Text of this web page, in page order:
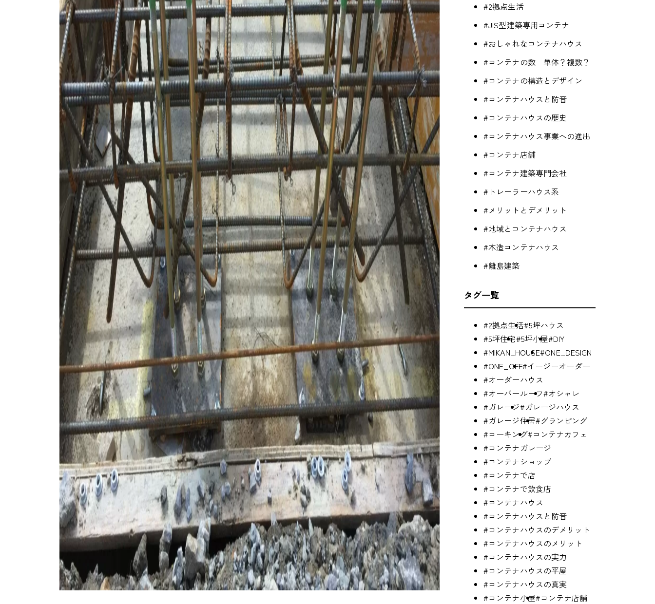
#2拠点生活
#JIS型建築専用コンテナ
#おしゃれなコンテナハウス
#コンテナの数＿単体？複数？
#コンテナの構造とデザイン
#コンテナハウスと防音
#コンテナハウスの歴史
#コンテナハウス事業への進出
#コンテナ店舗
#コンテナ建築専門会社
#トレーラーハウス系
#メリットとデメリット
#地域とコンテナハウス
#木造コンテナハウス
#離島建築
タグ一覧
#2拠点生活#5坪ハウス
#5坪住宅#5坪小屋#DIY
#MIKAN_HOUSE#ONE_DESIGN
#ONE_OFF#イージーオーダー
#オーダーハウス
#オーバールーフ#オシャレ
#ガレージ#ガレージハウス
#ガレージ住居#グランピング
#コーキング#コンテナカフェ
#コンテナガレージ
#コンテナショップ
#コンテナで店
#コンテナで飲食店
#コンテナハウス
#コンテナハウスと防音
#コンテナハウスのデメリット
#コンテナハウスのメリット
#コンテナハウスの実力
#コンテナハウスの平屋
#コンテナハウスの真実
#コンテナ小屋#コンテナ店舗